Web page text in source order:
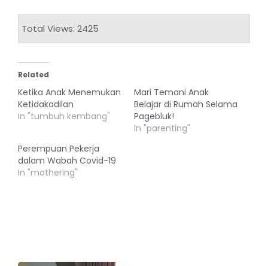
Total Views: 2425
Related
Ketika Anak Menemukan
Ketidakadilan
In "tumbuh kembang"
Mari Temani Anak
Belajar di Rumah Selama
Pagebluk!
In "parenting"
Perempuan Pekerja
dalam Wabah Covid-19
In "mothering"